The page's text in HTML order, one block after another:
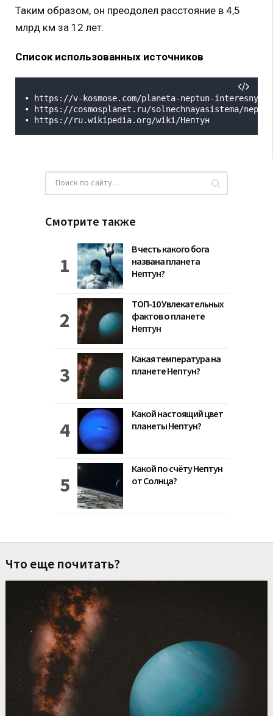
Таким образом, он преодолел расстояние в 4,5
млрд км за 12 лет.
Список использованных источников
• https://v-kosmose.com/planeta-neptun-
• https://cosmosplanet.ru/solnechnayasistema/
• https://ru.wikipedia.org/wiki/Нептун
Смотрите также
В честь какого бога
названа планета
Нептун?
ТОП-10 Увлекательных
фактов о планете
Нептун
Какая температура на
планете Нептун?
Какой настоящий цвет
планеты Нептун?
Какой по счёту Нептун
от Солнца?
Что еще почитать?